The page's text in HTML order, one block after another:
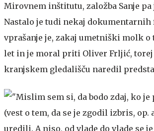
Mirovnem inštitutu, založba Sanje
Nastalo je tudi nekaj dokumentarnih
vprašanje je, zakaj umetniški molk o
let in je moral priti Oliver Frljić, torej
kranjskem gledališču naredil